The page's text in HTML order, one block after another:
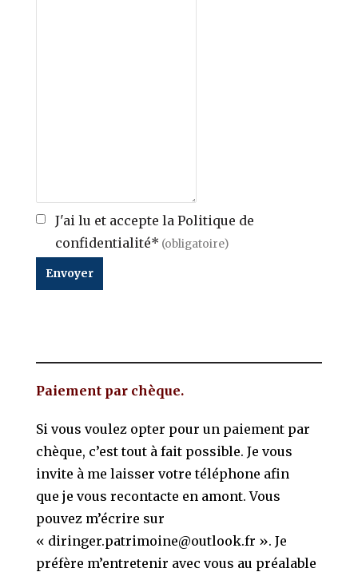
J'ai lu et accepte la Politique de
confidentialité* (obligatoire)
Envoyer
Paiement par chèque.
Si vous voulez opter pour un paiement par
chèque, c’est tout à fait possible. Je vous
invite à me laisser votre téléphone afin
que je vous recontacte en amont. Vous
pouvez m’écrire sur
« diringer.patrimoine@outlook.fr ». Je
préfère m’entretenir avec vous au préalable